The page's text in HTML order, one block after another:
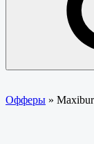
Офферы »